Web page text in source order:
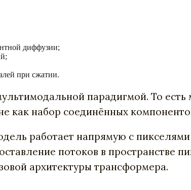
диффузии;
при сжатии.
парадигмой. То есть
как набор соединённых
работает напрямую с
потоков в пространстве
архитектуры трансформера.